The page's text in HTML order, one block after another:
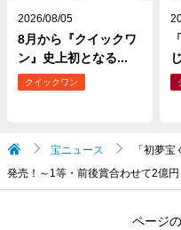
2026/08/05
8月から『クイックワ
ン』史上初となる...
クイックワン
宝ニュース
「初夢
発売！～1等・前後賞合わせて2億円
ページ